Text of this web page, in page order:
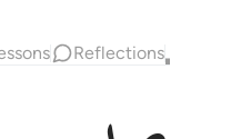
Reflections